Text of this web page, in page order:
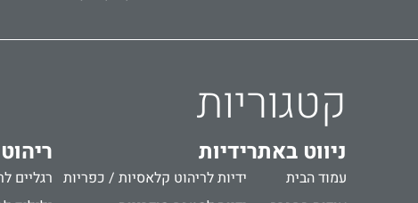
קטגוריות
ניווט באתר
עמוד הבית
ידיות
ידיות לריהוט קלאסיות / כפריות
ריהוט
רגליים